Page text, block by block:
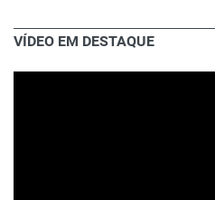
VÍDEO EM DESTAQUE